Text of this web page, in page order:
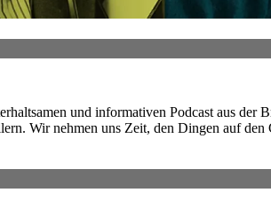
und informativen Podcast aus
Wir nehmen uns Zeit, den Dingen auf den